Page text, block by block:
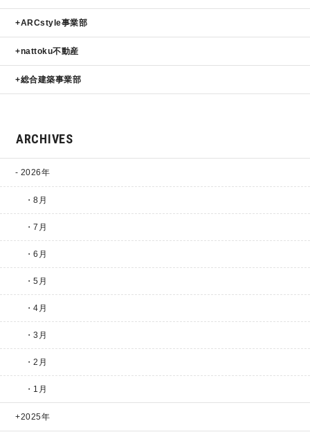
ARCstyle事業部
nattoku不動産
総合建築事業部
ARCHIVES
2026年
・8月
・7月
・6月
・5月
・4月
・3月
・2月
・1月
2025年